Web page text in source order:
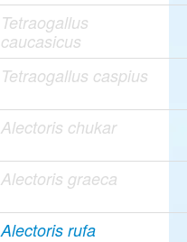
Tetraogallus
caucasicus
Tetraogallus caspius
Alectoris chukar
Alectoris graeca
Alectoris rufa